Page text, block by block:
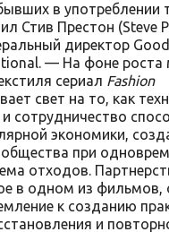
в употреблении
Стив Престон (Steve
директор
— На фоне роста
сериал Fashion
свет на то, как
сотрудничество
экономики,
при
отходов.
в одном из фильмов,
к созданию
и